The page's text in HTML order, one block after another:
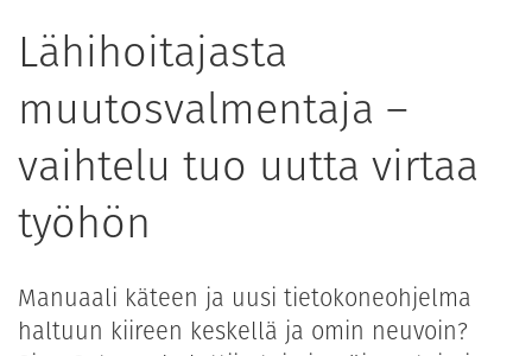
Lähihoitajasta
muutosvalmentaja –
vaihtelu tuo uutta virtaa
työhön
Manuaali käteen ja uusi tietokoneohjelma
haltuun kiireen keskellä ja omin neuvoin?